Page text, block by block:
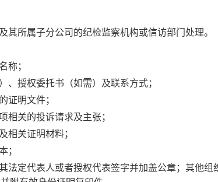
其所属子分公司的纪检监察机构或信访部门处理。
称；
、授权委托书（如需）及联系方式；
证明文件；
相关的投诉请求及主张；
相关证明材料；
；
法定代表人或者授权代表签字并加盖公章；其他